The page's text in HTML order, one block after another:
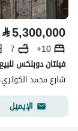
⃁5,300,000
10+
7
فيلتان دوبلكس
شارع محمد
الإيميل